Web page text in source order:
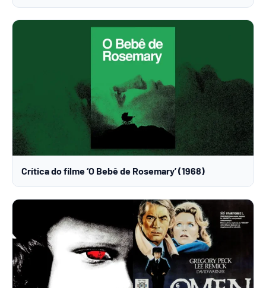
Crítica do filme ‘O Bebê de Rosemary’ (1968)